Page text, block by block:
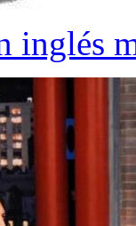
inglés